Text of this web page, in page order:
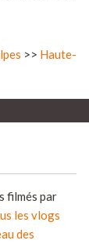
>> Haute-
filmés par
les vlogs
des